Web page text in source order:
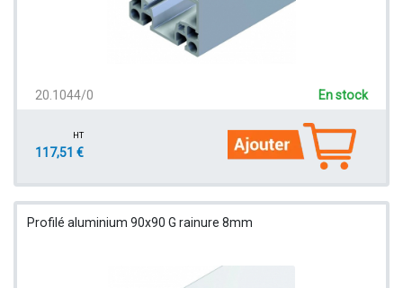
20.1044/0 En stock
HT
117,51 €
Profilé aluminium 90x90 G rainure 8mm